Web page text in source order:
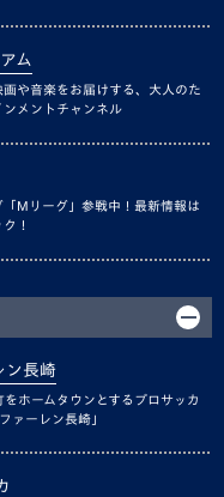
ム
や音楽をお届けする、大人のた
ンメントチャンネル
「Mリーグ」参戦中！最新情報は
！
ン長崎
ホームタウンとするプロサッカ
ァーレン長崎」